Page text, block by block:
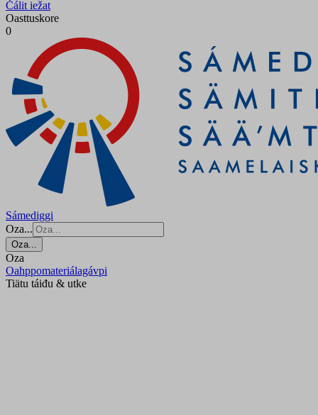
Čálit iežat
Oasttuskore
0
Sámediggi
Oza...
Oza...
Oza
Oahppomateriálagávpi
Tiätu táiđu & utke